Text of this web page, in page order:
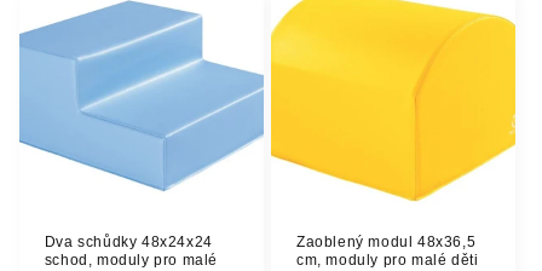
Dva schůdky 48x24x24
schod, moduly pro malé
Zaoblený modul 48x36,5
cm, moduly pro malé děti